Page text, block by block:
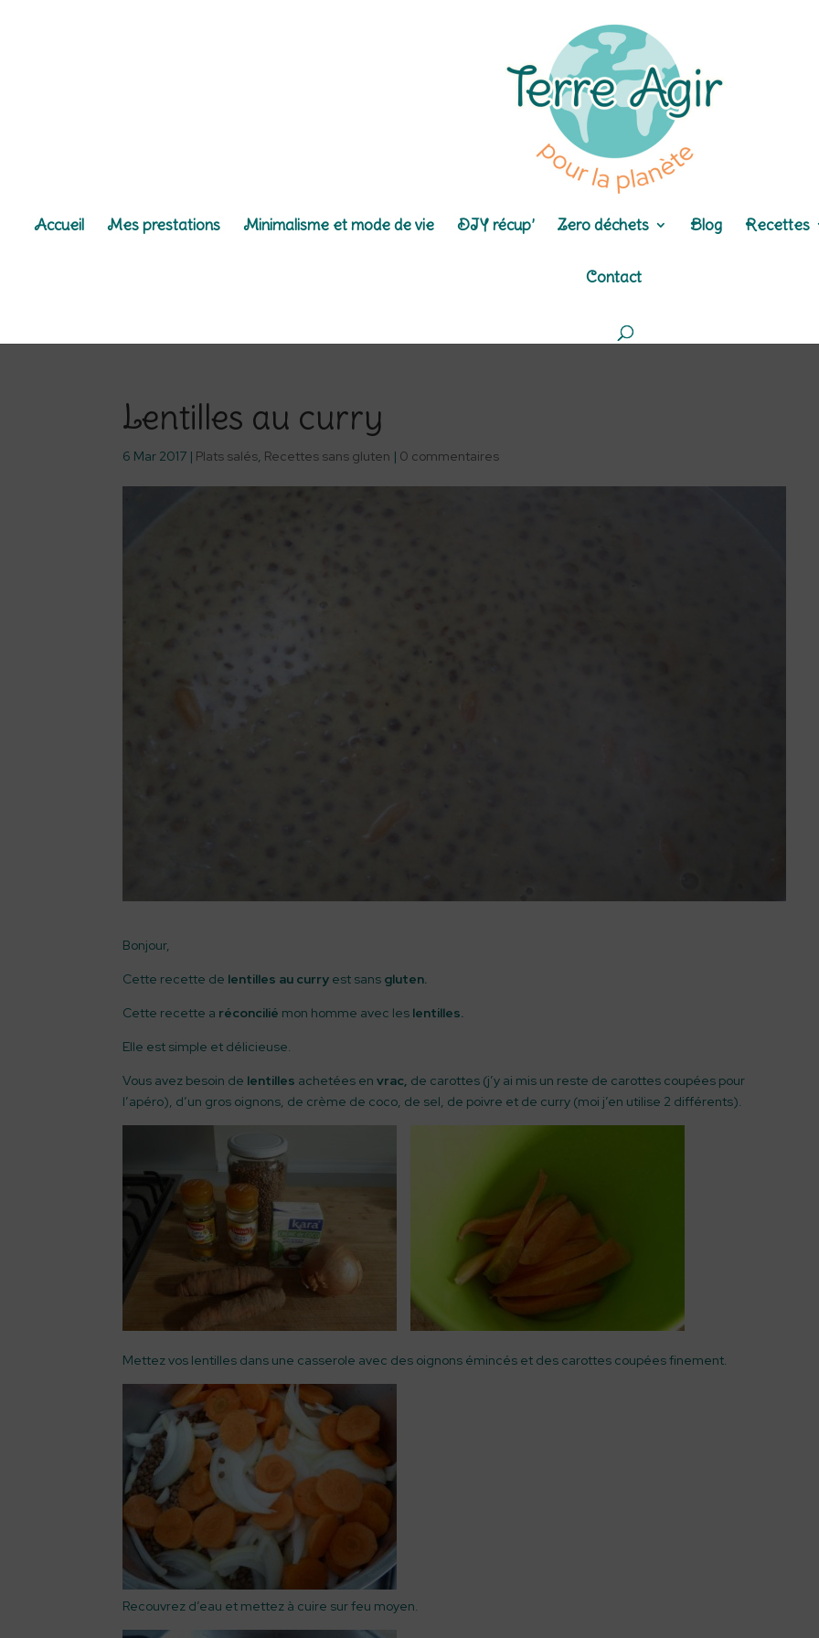
Accueil Mes prestations Minimalisme et mode de vie DIY récup’ Zero déchets Blog Recettes
Contact
Lentilles au curry
6 Mar 2017 | Plats salés, Recettes sans gluten | 0 commentaires
Bonjour,
Cette recette de lentilles au curry est sans gluten.
Cette recette a réconcilié mon homme avec les lentilles.
Elle est simple et délicieuse.
Vous avez besoin de lentilles achetées en vrac, de carottes (j’y ai mis un reste de carottes coupées pour
l’apéro), d’un gros oignons, de crème de coco, de sel, de poivre et de curry (moi j’en utilise 2 différents).
Mettez vos lentilles dans une casserole avec des oignons émincés et des carottes coupées finement.
Recouvrez d’eau et mettez à cuire sur feu moyen.